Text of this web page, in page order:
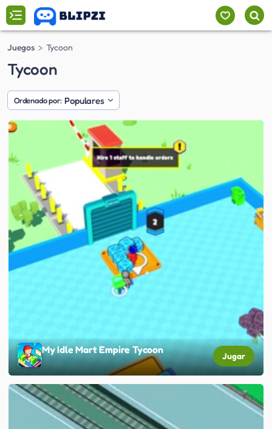
Juegos Tycoon
Tycoon
Ordenado por: Populares
My Idle Mart Empire Tycoon
Jugar